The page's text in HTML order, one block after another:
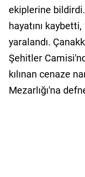
ekiplerine
hayatını
yaralandı.
Şehitler
kılınan cenaze
Mezarlığı'na